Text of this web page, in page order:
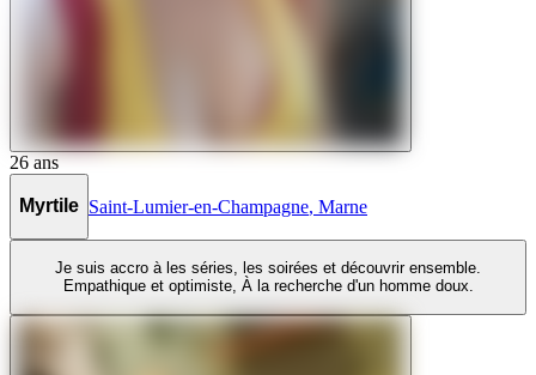
26 ans
Myrtile Saint-Lumier-en-Champagne, Marne
Je suis accro à les séries, les soirées et découvrir ensemble.
Empathique et optimiste, À la recherche d'un homme doux.